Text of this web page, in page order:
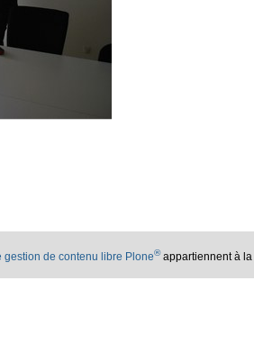
gestion de contenu libre Plone®appartiennent à la